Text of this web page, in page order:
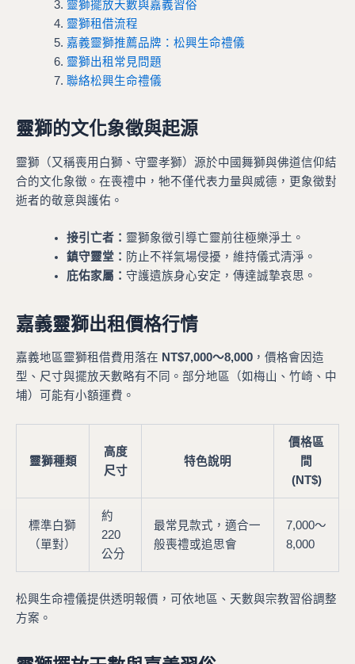
靈獅擺放天數與嘉義習俗
靈獅租借流程
嘉義靈獅推薦品牌：松興生命禮儀
靈獅出租常見問題
聯絡松興生命禮儀
靈獅的文化象徵與起源
靈獅（又稱喪用白獅、守靈孝獅）源於中國舞獅與佛道信仰結
合的文化象徵。在喪禮中，牠不僅代表力量與威德，更象徵對
逝者的敬意與護佑。
接引亡者： 靈獅象徵引導亡靈前往極樂淨土。
鎮守靈堂： 防止不祥氣場侵擾，維持儀式清淨。
庇佑家屬： 守護遺族身心安定，傳達誠摯哀思。
嘉義靈獅出租價格行情
嘉義地區靈獅租借費用落在 NT$7,000～8,000 ，價格會因造
型、尺寸與擺放天數略有不同。部分地區（如梅山、竹崎、中
埔）可能有小額運費。
靈獅種類
高度
尺寸
特色說明
價格區
間
(NT$)
標準白獅
（單對）
約
220
公分
最常見款式，適合一
般喪禮或追思會
7,000～
8,000
松興生命禮儀提供透明報價，可依地區、天數與宗教習俗調整
方案。